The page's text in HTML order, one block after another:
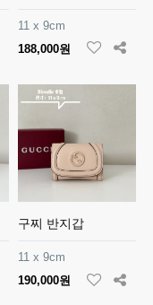
11 x 9cm
188,000원
구찌 반지갑
11 x 9cm
190,000원